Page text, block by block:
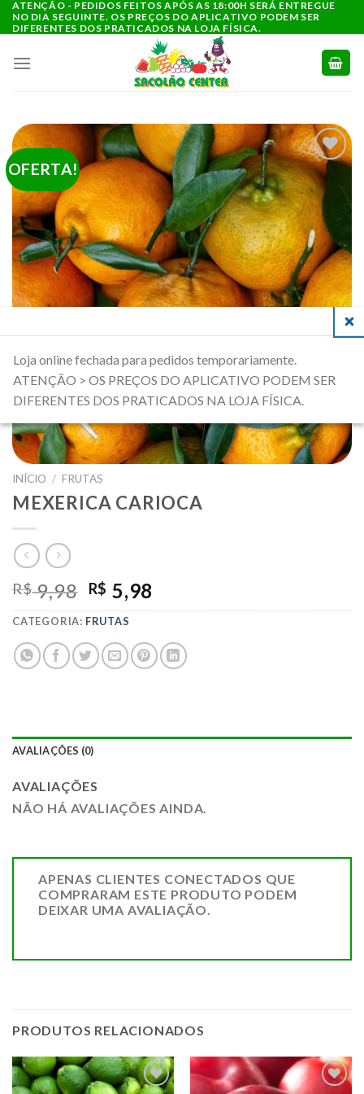
para
conteúdo
ATENÇÃO - PEDIDOS FEITOS APÓS AS 18:00H SERÁ ENTREGUE
NO DIA SEGUINTE. OS PREÇOS DO APLICATIVO PODEM SER
DIFERENTES DOS PRATICADOS NA LOJA FÍSICA.
OFERTA!
ADICIONAR
A LISTA DE
COMPRAS
INÍCIO / FRUTAS
MEXERICA CARIOCA
R$9,98 O
PREÇO
ORIGINAL
ERA:
R$ 9,98.
R$ 5,98
PREÇO
É:
R$ 5,98.
CATEGORIA: FRUTAS
AVALIAÇÕES (0)
AVALIAÇÕES
NÃO HÁ AVALIAÇÕES AINDA.
APENAS CLIENTES CONECTADOS QUE
COMPRARAM ESTE PRODUTO PODEM
DEIXAR UMA AVALIAÇÃO.
PRODUTOS RELACIONADOS
Loja online fechada para pedidos temporariamente.
ATENÇÃO > OS PREÇOS DO APLICATIVO PODEM SER
DIFERENTES DOS PRATICADOS NA LOJA FÍSICA.